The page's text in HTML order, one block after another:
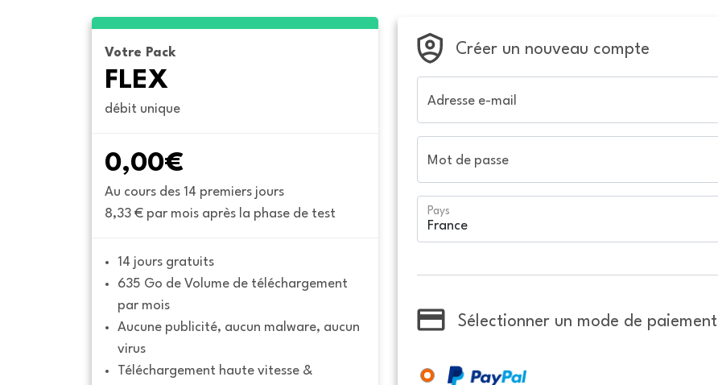
Votre Pack
FLEX
débit unique
0,00€
Au cours des 14 premiers jours
8,33 € par mois après la phase de test
14 jours gratuits
635 Go de Volume de téléchargement
par mois
Aucune publicité, aucun malware, aucun
virus
Téléchargement haute vitesse &
Créer un nouveau compte
Adresse e-mail
Mot de passe
Pays
Sélectionner un mode de paiement